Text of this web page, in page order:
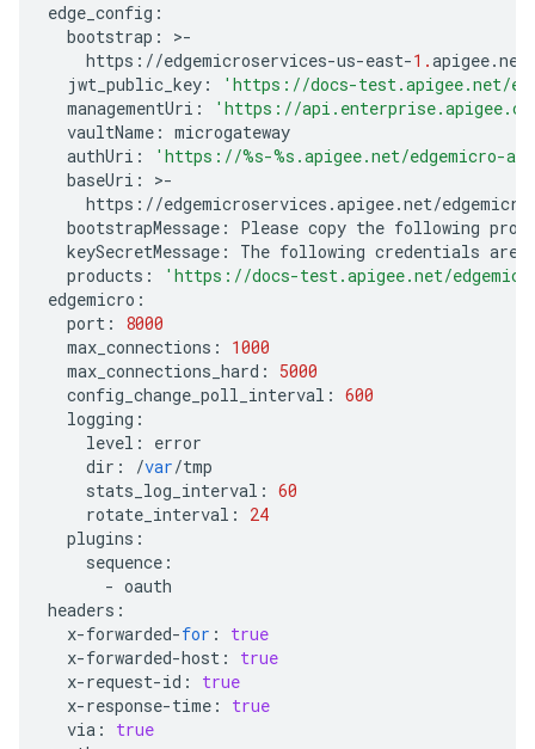
edge_config :
bootstrap : >-
https : //edgemicroservices-us-east-1.apigee.net
jwt_public_key :
'https://docs-test.apigee.net/
managementUri :
'https://
vaultName : microgateway
authUri : 'https://%s-%s .apigee.net/edgemicro-
baseUri : >-
https : //edgemicroservices .apigee.net/edgemicro
bootstrapMessage : Please copy the following
keySecretMessage : The following credentials are
products :
'https://docs-test.apigee.net/
edgemicro :
port :
8000
max_connections :
1000
max_connections_hard :
5000
config_change_poll_interval : 600
logging :
level :
error
dir : /var/tmp
stats_log_interval : 60
rotate_interval :
24
plugins :
sequence :
- oauth
headers :
x-forwarded-for :
true
x-forwarded-host :
true
x-request-id :
true
x-response-time :
true
via :
true